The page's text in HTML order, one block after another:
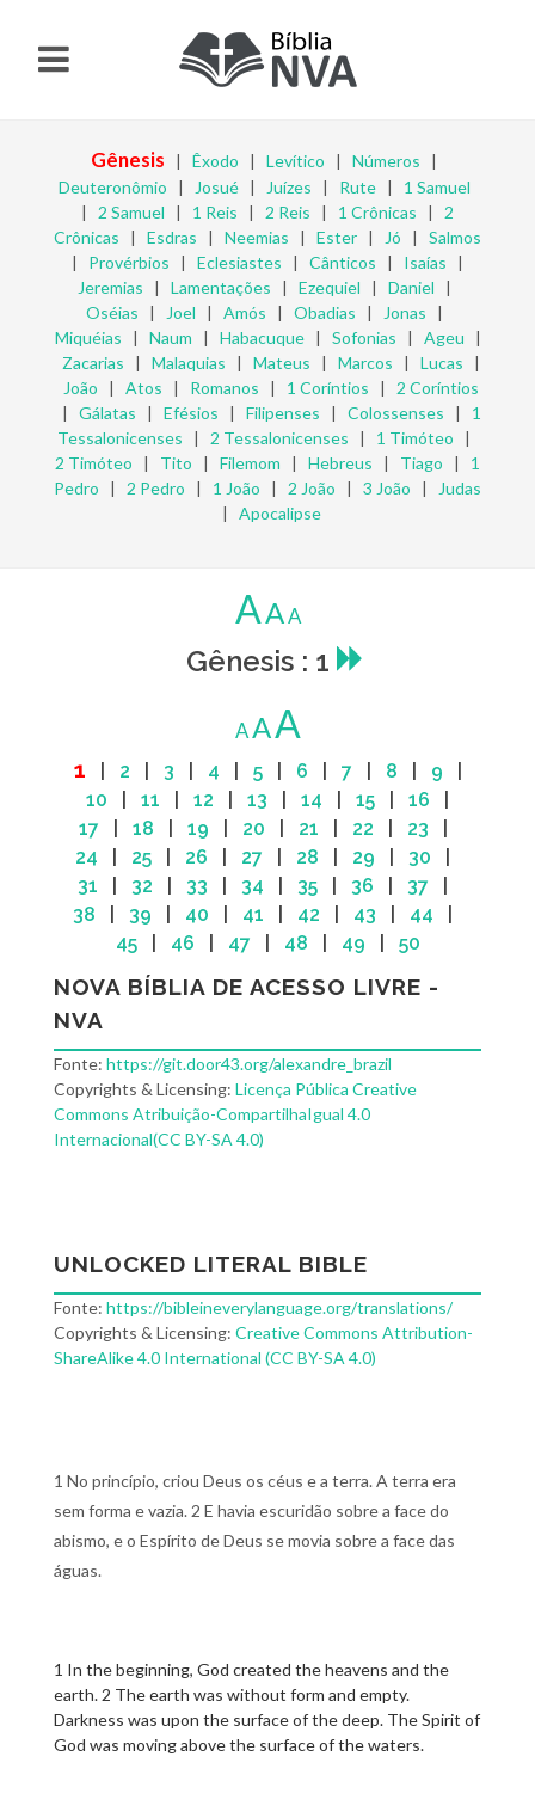
Gênesis | Êxodo | Levítico | Números |
Deuteronômio | Josué| Juízes | Rute| 1 Samuel
| 2 Samuel | 1 Reis | 2 Reis | 1 Crônicas | 2
Crônicas | Esdras | Neemias | Ester | Jó | Salmos
| Provérbios | Eclesiastes | Cânticos | Isaías |
Jeremias | Lamentações | Ezequiel | Daniel |
Oséias | Joel | Amós | Obadias | Jonas |
Miquéias | Naum | Habacuque| Sofonias | Ageu |
Zacarias | Malaquias | Mateus | Marcos | Lucas |
João | Atos | Romanos | 1 Coríntios | 2 Coríntios
| Gálatas | Efésios | Filipenses | Colossenses | 1
Tessalonicenses | 2 Tessalonicenses | 1 Timóteo |
2 Timóteo | Tito | Filemom | Hebreus | Tiago | 1
Pedro | 2 Pedro | 1 João | 2 João | 3 João |
Judas
| Apocalipse
AAA
Gênesis : 1
AAA
1 2 3 4 5| 6 7 8 9
10
11 12 13 14 15 16
17
18 19 20 21 22 23
24
25 26 27 28 29 30
31
32 33 34 35 36 37
38
39 40 41 42 43 44
45| 46 47 48 49 50
NOVA BÍBLIA DE ACESSO LIVRE -
NVA
Fonte: https://git.door43.org/alexandre_brazil
Copyrights & Licensing: Licença Pública Creative
Commons Atribuição-CompartilhaIgual 4.0
Internacional(CC BY-SA 4.0)
UNLOCKED LITERAL BIBLE
Fonte: https://bibleineverylanguage.org/translations/
Copyrights & Licensing: Creative Commons Attribution-
ShareAlike 4.0 International (CC BY-SA 4.0)
1 No princípio, criou Deus os céus e a terra. A terra era
sem forma e vazia. 2 E havia escuridão sobre a face do
abismo, e o Espírito de Deus se movia sobre a face das
águas.
1 In the beginning, God created the heavens and the
earth. 2 The earth was without form and empty.
Darkness was upon the surface of the deep. The Spirit of
God was moving above the surface of the waters.